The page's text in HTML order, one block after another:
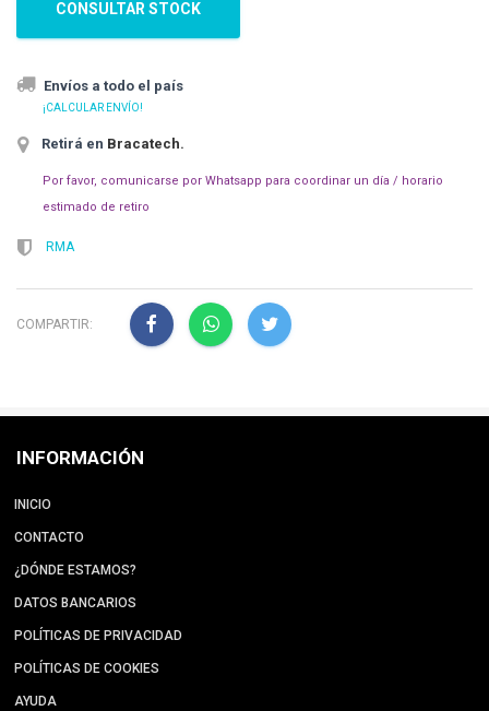
CONSULTAR STOCK
Envíos a todo el país
¡CALCULAR ENVÍO!
Retirá en Bracatech.
Por favor, comunicarse por Whatsapp para coordinar un día / horario
estimado de retiro
RMA
COMPARTIR:
INFORMACIÓN
INICIO
CONTACTO
¿DÓNDE ESTAMOS?
DATOS BANCARIOS
POLÍTICAS DE PRIVACIDAD
POLÍTICAS DE COOKIES
AYUDA